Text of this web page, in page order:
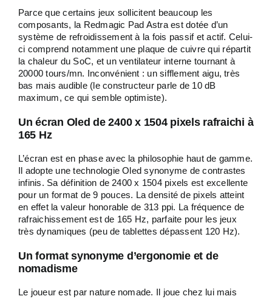
Parce que certains jeux sollicitent beaucoup les
composants, la Redmagic Pad Astra est dotée d’un
système de refroidissement à la fois passif et actif. Celui-
ci comprend notamment une plaque de cuivre qui répartit
la chaleur du SoC, et un ventilateur interne tournant à
20000 tours/mn. Inconvénient : un sifflement aigu, très
bas mais audible (le constructeur parle de 10 dB
maximum, ce qui semble optimiste).
Un écran Oled de 2400 x 1504 pixels rafraichi à
165 Hz
L’écran est en phase avec la philosophie haut de gamme.
Il adopte une technologie Oled synonyme de contrastes
infinis. Sa définition de 2400 x 1504 pixels est excellente
pour un format de 9 pouces. La densité de pixels atteint
en effet la valeur honorable de 313 ppi. La fréquence de
rafraichissement est de 165 Hz, parfaite pour les jeux
très dynamiques (peu de tablettes dépassent 120 Hz).
Un format synonyme d’ergonomie et de
nomadisme
Le joueur est par nature nomade. Il joue chez lui mais